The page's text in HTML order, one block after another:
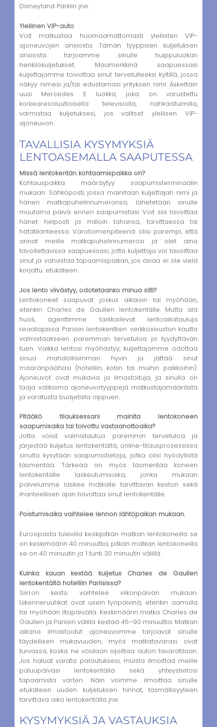
Disneyland Parkiin jne.
Ylellinen VIP-auto
Voit matkustaa huomaamattomasti ylellisten VIP-
ajoneuvojen ansiosta. Tämän tyyppisen kuljetuksen
ansiosta tarjoamme sinulle huippuluokan
henkilökuljetukset. Maamerkkinä saapuessasi
kuljettajamme toivottaa sinut tervetulleeksi kyltillä, jossa
näkyy nimesi ja/tai edustamasi yrityksen nimi. Äskettäin
uusi Mercedes E luokka, joka on varustettu
korkearesoluutioisella televisiolla, nahkaistuimilla,
varmistaa kuljetuksesi, jos valitset ylellisen VIP-
ajoneuvon.
TAVALLISIA KYSYMYKSIÄ
LENTOASEMALLA SAAPUTESSA
Missä lentokentän kohtaamispaikka on?
Kohtauspaikka määräytyy saapumisterminaalin
mukaan. Sähköposti, jossa mainitaan kuljettajan nimi ja
hänen matkapuhelinnumeronsa, lähetetään sinulle
muutama päivä ennen saapumistasi. Voit siis tavoittaa
hänet helposti ja milloin tahansa, tarvittaessa tai
hätätilanteessa. Varotoimenpiteenä olisi parempi, että
annat meille matkapuhelinnumerosi ja olet aina
tavoitettavissa saapuessasi, jotta kuljettaja voi tavoittaa
sinut ja vahvistaa tapaamispaikan, jos asiaa ei ole vielä
korjattu. etukäteen.
Jos lento viivästyy, odotetaanko minua silti?
Lentokoneet saapuvat joskus aikaisin tai myöhään,
etenkin Charles de Gaullen lentokentälle. Mutta älä
huoli, agenttimme tarkkailevat lentoaikatauluja
reaaliajassa Pariisin lentokenttien verkkosivuston kautta
valmistaakseen paremman tervetuloa ja tyydyttävän
tuen. Vaikka lentosi myöhästyy, kuljettajamme odottaa
sinua mahdollisimman hyvin ja jättää sinut
määränpäähäsi (hotelliin, kotiin tai muihin paikkoihin).
Ajoneuvot ovat mukavia ja ilmastoituja, ja sinulla on
laaja valikoima ajoneuvotyyppejä matkustajamäärästä
ja varatusta budjetista riippuen.
Pitääkö tilauksessani mainita lentokoneen
saapumisaika tai toivottu vastaanottoaika?
Jotta voisit valmistautua paremmin tervetuloa ja
järjestää kuljetus lentokentältä, online-tilausprosessissa
sinulta kysytään saapumistietoja, jotka olisi hyödyllistä
täsmentää. Tärkeää on myös täsmentää koneen
lentokentälle laskeutumisaika, jonka mukaan
palvelumme laskee matkalle tarvittavan keston sekä
ihanteellisen ajan toivottaa sinut lentokentälle.
Poistumisaika vaihtelee lennon lähtöpaikan mukaan.
Euroopasta tulevilla keskipitkän matkan lentokoneilla se
on keskimäärin 40 minuuttia, pitkän matkan lentokoneilla
se on 40 minuutin ja 1 tunti 30 minuutin välillä.
Kuinka kauan kestää kuljetus Charles de Gaullen
lentokentältä hotelliin Pariisissa?
Siirron kesto vaihtelee viikonpäivän mukaan.
Liikenneruuhkat ovat usein työpäivinä, etenkin aamulla
tai myöhään iltapäivällä. Keskimäärin matka Charles de
Gaullen ja Pariisin välillä kestää 45–90 minuuttia. Matkan
aikana ilmastoidut ajoneuvomme tarjoavat sinulle
täydellisen mukavuuden, myös matkatavarasi ovat
turvassa, koska ne voidaan sijoittaa auton tavaratilaan.
Jos haluat varata palautuksesi, muista ilmoittaa meille
paluupäiväsi lentokentällä sekä yhteystietosi
tapaamista varten. Näin voimme ilmoittaa sinulle
etukäteen uuden kuljetuksen hinnat, täsmällisyyteen
tarvittava aika lentokentällä jne.
KYSYMYKSIÄ JA VASTAUKSIA